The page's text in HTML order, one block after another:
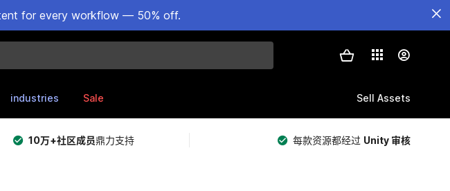
for every workflow — 50% off.
industries Sale Sell Assets
10万+社区成员鼎力支持 每款资源都经过 Unity 审核